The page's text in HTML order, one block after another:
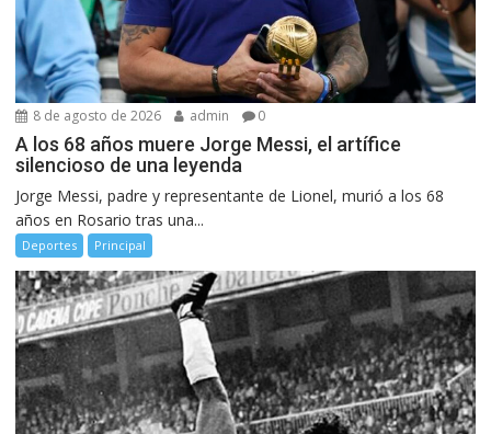
8 de agosto de 2026 admin 0
A los 68 años muere Jorge Messi, el artífice
silencioso de una leyenda
Jorge Messi, padre y representante de Lionel, murió a los 68
años en Rosario tras una...
Deportes Principal